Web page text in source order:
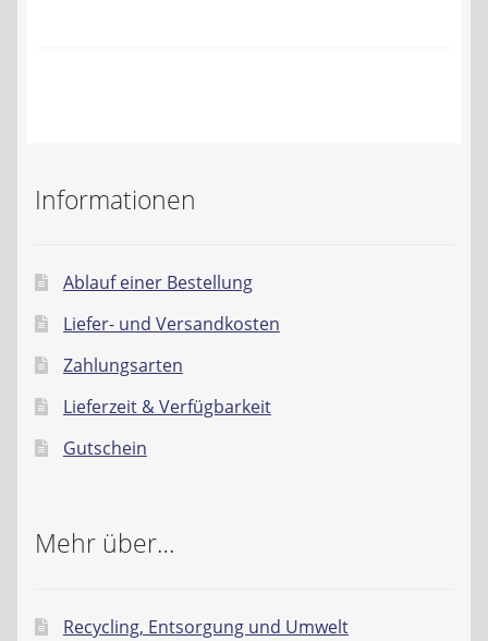
Datenschutzerklärung
Informationen
Ablauf einer Bestellung
Liefer- und Versandkosten
Zahlungsarten
Lieferzeit & Verfügbarkeit
Gutschein
Mehr über…
Recycling, Entsorgung und Umwelt